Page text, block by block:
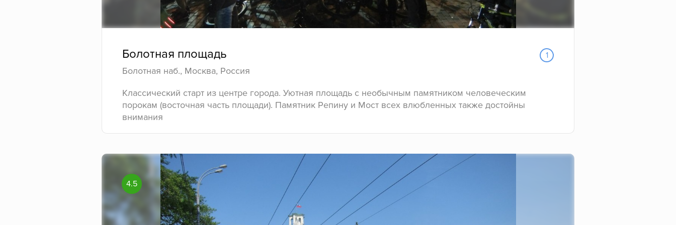
Болотная площадь 1
Болотная наб., Москва, Россия
Классический старт из центре города. Уютная площадь с необычным памятником человеческим
порокам (восточная часть площади). Памятник Репину и Мост всех влюбленных также достойны
внимания
4.5